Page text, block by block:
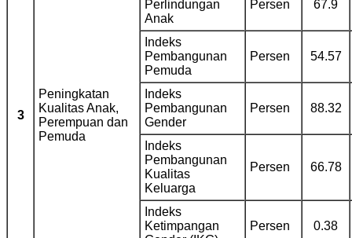
3
Peningkatan
Kualitas Anak,
Perempuan dan
Pemuda
Perlindungan
Anak
Persen 67.9
Indeks
Pembangunan
Pemuda
Persen 54.57
Indeks
Pembangunan
Gender
Persen 88.32
Indeks
Pembangunan
Kualitas
Keluarga
Persen 66.78
Indeks
Ketimpangan
Persen 0.38